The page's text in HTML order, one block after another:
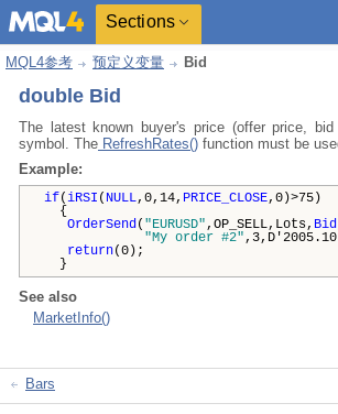
Sections
MQL4参考 预定义变量 Bid
double Bid
The latest known buyer's price (offer price,
symbol. The RefreshRates() function must be
Example:
if(iRSI ( NULL,0,14, PRICE_CLOSE,0)>75)
{
OrderSend( "EURUSD",OP_SELL,Lots, Bid
"My order #2"
return(0);
}
See also
MarketInfo()
Bars